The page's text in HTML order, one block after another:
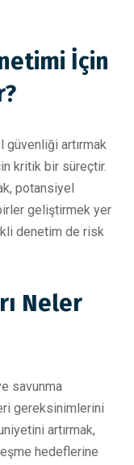
İçin
güvenliği artırmak
kritik bir süreçtir.
potansiyel
geliştirmek yer
denetim de risk
Neler
savunma
gereksinimlerini
artırmak,
hedeflerine